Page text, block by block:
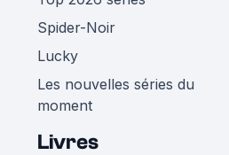
Spider-Noir
Lucky
Les nouvelles séries du
moment
Livres